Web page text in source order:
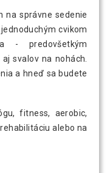
na správne sedenie
cvikom
- predovšetkým
svalov na nohách.
a hneď sa budete
fitness, aerobic,
alebo na